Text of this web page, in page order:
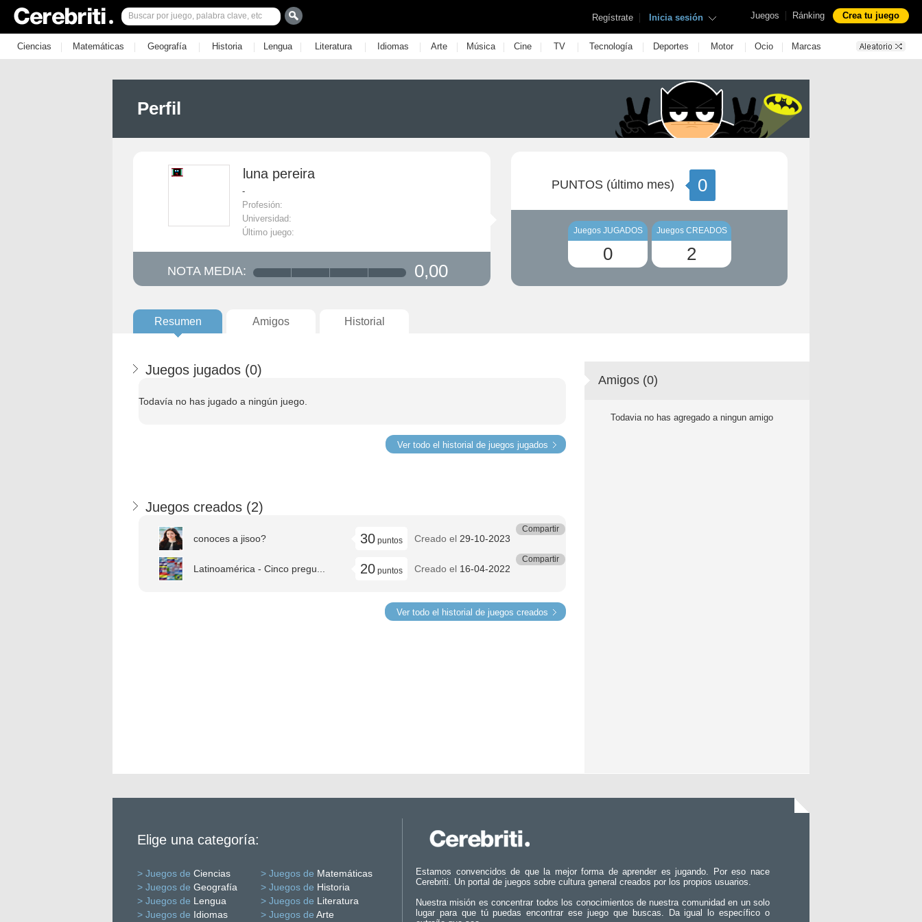
Juegos | Ránking Crea tu juego
Regístrate | Inicia sesión
Ciencias | Matemáticas | Geografía | Historia | Lengua | Literatura | Idiomas | Arte | Música | Cine | TV | Tecnología | Deportes | Motor | Ocio | Marcas
Perfil
luna pereira
-
Profesión:
Universidad:
Último juego:
NOTA MEDIA: 0,00
PUNTOS (último mes) 0
Juegos JUGADOS
0
Juegos CREADOS
2
Resumen Amigos Historial
Juegos jugados (0)
Todavía no has jugado a ningún juego.
Ver todo el historial de juegos jugados
Juegos creados (2)
conoces a jisoo? 30 puntos Creado el 29-10-2023
Compartir
Latinoamérica - Cinco pregu... 20 puntos Creado el 16-04-2022
Compartir
Ver todo el historial de juegos creados
Amigos (0)
Todavia no has agregado a ningun amigo
Elige una categoría:
> Juegos de Ciencias > Juegos de Matemáticas
> Juegos de Geografía > Juegos de Historia
> Juegos de Lengua > Juegos de Literatura
> Juegos de Idiomas > Juegos de Arte
Estamos convencidos de que la mejor forma de aprender es jugando. Por eso nace
Cerebriti. Un portal de juegos sobre cultura general creados por los propios usuarios.
Nuestra misión es concentrar todos los conocimientos de nuestra comunidad en un solo
lugar para que tú puedas encontrar ese juego que buscas. Da igual lo específico o